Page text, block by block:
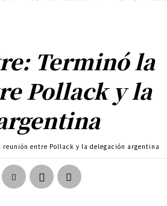
Terminó la
Pollack y la
reunión entre Pollack y la delegación argentina